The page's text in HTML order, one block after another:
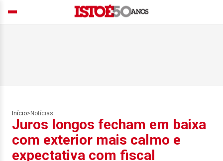
Início> Notícias
Juros longos fecham em baixa
com exterior mais calmo e
expectativa com fiscal